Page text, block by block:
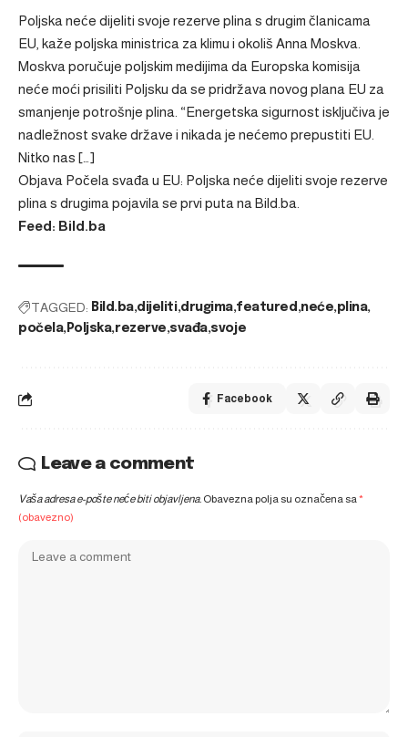
Poljska neće dijeliti svoje rezerve plina s drugim članicama
EU, kaže poljska ministrica za klimu i okoliš Anna Moskva.
Moskva poručuje poljskim medijima da Europska komisija
neće moći prisiliti Poljsku da se pridržava novog plana EU za
smanjenje potrošnje plina. “Energetska sigurnost isključiva je
nadležnost svake države i nikada je nećemo prepustiti EU.
Nitko nas […]
Objava Počela svađa u EU: Poljska neće dijeliti svoje rezerve
plina s drugima pojavila se prvi puta na Bild.ba
Feed: Bild.ba
TAGGED: Bild.ba dijeliti drugima featured neće plina
počela Poljska rezerve svađa svoje
Facebook
Leave a comment
Vaša adresa e-pošte neće biti objavljena. Obavezna polja su označena sa*
(obavezno)